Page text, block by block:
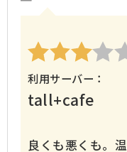
利用サーバー：
tall+cafe
良くも悪くも。